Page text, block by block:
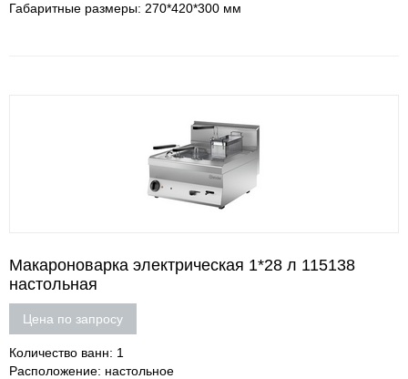
Габаритные размеры: 270*420*300 мм
Макароноварка электрическая 1*28 л 115138
настольная
Цена по запросу
Количество ванн: 1
Расположение: настольное